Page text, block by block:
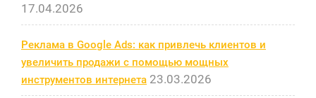
17.04.2026
Реклама в Google Ads: как привлечь клиентов и
увеличить продажи с помощью мощных
инструментов интернета 23.03.2026